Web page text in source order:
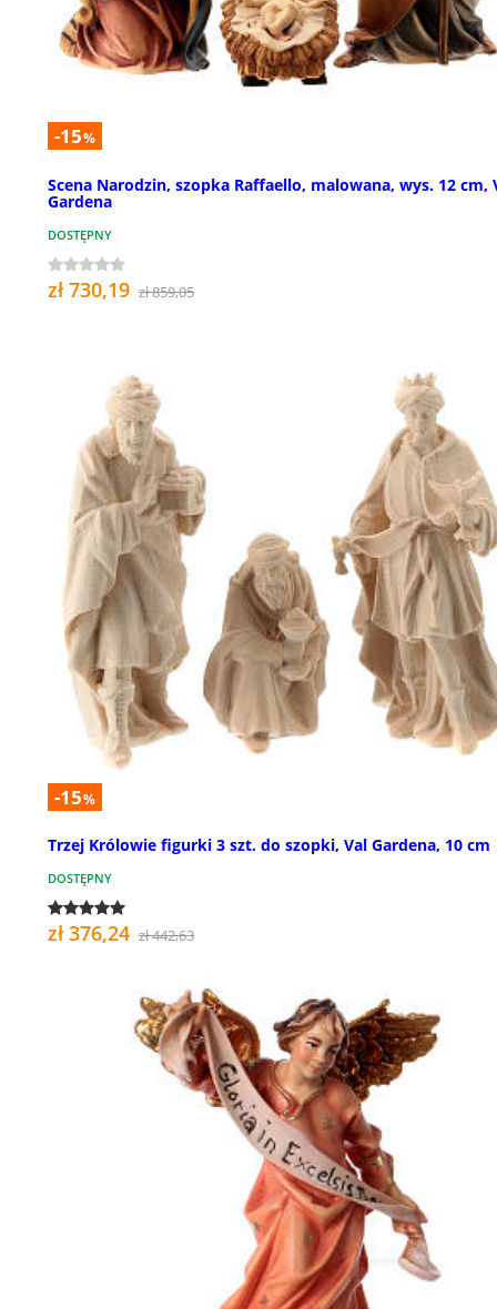
-15%
Scena Narodzin, szopka Raffaello, malowana, wys. 12 cm,
Gardena
DOSTĘPNY
zł 730,19 zł 859,05
-15%
Trzej Królowie figurki 3 szt. do szopki, Val Gardena, 10 cm
DOSTĘPNY
zł 376,24 zł 442,63